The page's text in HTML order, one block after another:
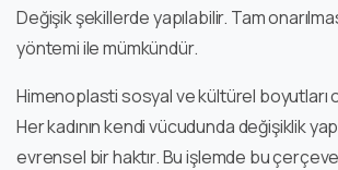
Değişik şekillerde yapılabilir. Tam
yöntemi ile mümkündür.
Himenoplasti sosyal ve kültürel boyutları
Her kadının kendi vücudunda değişiklik
evrensel bir haktır. Bu işlemde bu